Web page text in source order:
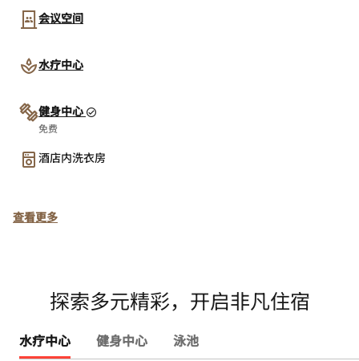
会议空间
水疗中心
健身中心
免费
酒店内洗衣房
查看更多
探索多元精彩，开启非凡住宿
水疗中心 健身中心 泳池